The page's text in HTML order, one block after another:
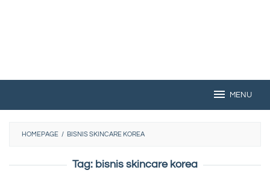
MENU
HOMEPAGE / BISNIS SKINCARE KOREA
Tag: bisnis skincare korea